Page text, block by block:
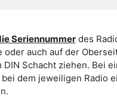
Seriennummerdes
auch auf der
Schacht ziehen. Bei
dem jeweiligen Radio